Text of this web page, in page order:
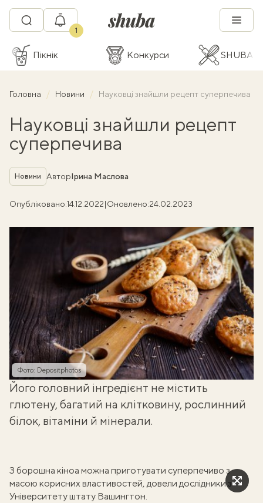
1
Пікнік Конкурси SHUBA
Головна Новини Науковці знайшли рецепт суперпечива
Науковці знайшли рецепт
суперпечива
Рубрика
Новини АвторІрина Маслова
Опубліковано:14.12.2022|Оновлено:24.02.2023
Фото: Depositphotos
Його головний інгредієнт не містить
глютену, багатий на клітковину, рослинний
білок, вітаміни й мінерали.
З борошна кіноа можна приготувати суперпечиво з
масою корисних властивостей, довелидослідникиз
Університету штату Вашингтон.